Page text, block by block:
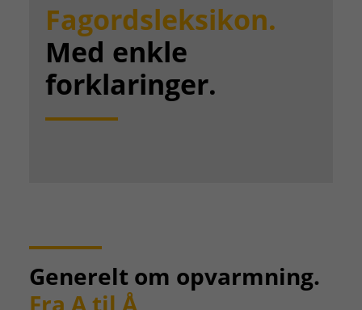
Fagordsleksikon.
Med enkle
forklaringer.
Generelt om opvarmning.
Fra A til Å